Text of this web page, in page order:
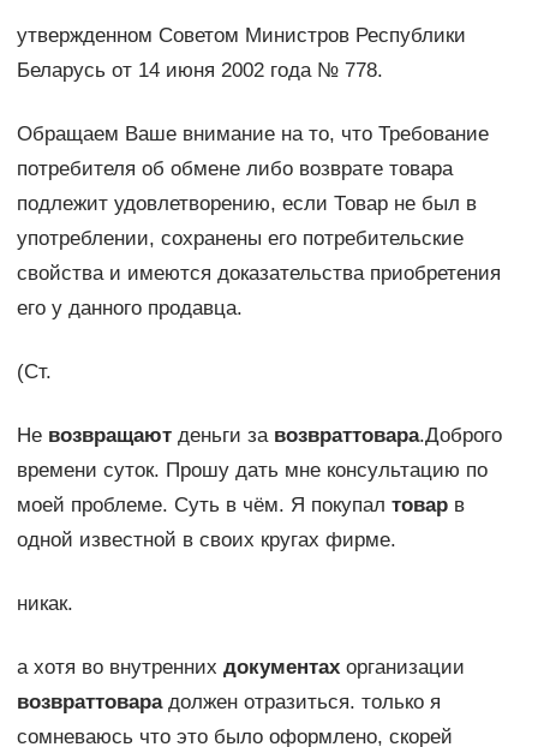
утвержденном Советом Министров Республики
Беларусь от 14 июня 2002 года № 778.
Обращаем Ваше внимание на то, что Требование
потребителя об обмене либо возврате товара
подлежит удовлетворению, если Товар не был в
употреблении, сохранены его потребительские
свойства и имеются доказательства приобретения
его у данного продавца.
(Ст.
Не возвращаютденьги за возвраттовара.Доброго
времени суток. Прошу дать мне консультацию по
моей проблеме. Суть в чём. Я покупал товарв
одной известной в своих кругах фирме.
никак.
а хотя во внутренних документахорганизации
возвраттоварадолжен отразиться. только я
сомневаюсь что это было оформлено, скорей